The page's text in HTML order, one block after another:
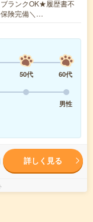
ランクOK★履歴書不
険完備＼…
50代
60代
男性
詳しく見る